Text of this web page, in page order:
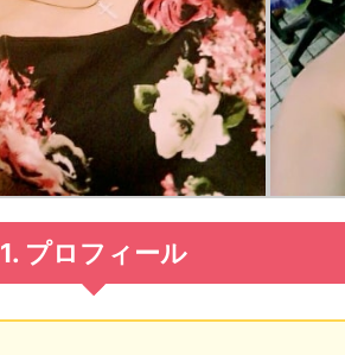
1. プロフィール